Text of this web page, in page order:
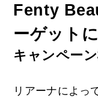
Fenty
ーゲットに
キャンペー
リアーナによっ